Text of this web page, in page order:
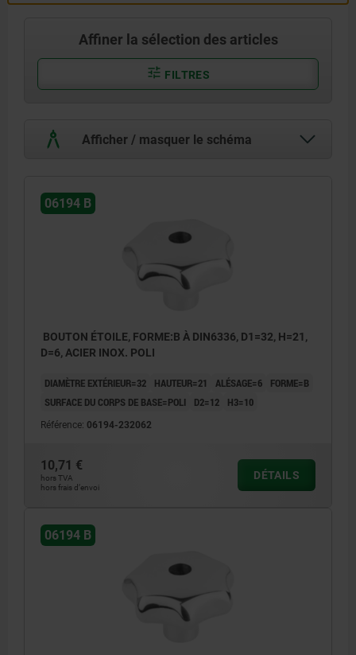
Affiner la sélection des articles
FILTRES
Afficher / masquer le schéma
06194 B
BOUTON ÉTOILE, FORME:B À DIN6336, D1=32, H=21,
D=6, ACIER INOX. POLI
DIAMÈTRE EXTÉRIEUR=32 HAUTEUR=21 ALÉSAGE=6
FORME=B
SURFACE DU CORPS DE BASE=POLI
D2=12 H3=10
Référence: 06194-232062
10,71 €
hors TVA
hors frais d’envoi
DÉTAILS
06194 B